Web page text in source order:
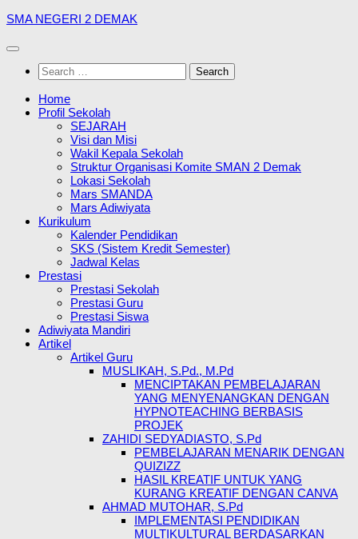
Skip
content
SMA NEGERI 2 DEMAK
Search
for:
Home
Profil Sekolah
SEJARAH
Visi dan Misi
Wakil Kepala Sekolah
Struktur Organisasi Komite SMAN 2 Demak
Lokasi Sekolah
Mars SMANDA
Mars Adiwiyata
Kurikulum
Kalender Pendidikan
SKS (Sistem Kredit Semester)
Jadwal Kelas
Prestasi
Prestasi Sekolah
Prestasi Guru
Prestasi Siswa
Adiwiyata Mandiri
Artikel
Artikel Guru
MUSLIKAH, S.Pd., M.Pd
MENCIPTAKAN PEMBELAJARAN
YANG MENYENANGKAN DENGAN
HYPNOTEACHING BERBASIS
PROJEK
ZAHIDI SEDYADIASTO, S.Pd
PEMBELAJARAN MENARIK DENGAN
QUIZIZZ
HASIL KREATIF UNTUK YANG
KURANG KREATIF DENGAN CANVA
AHMAD MUTOHAR, S.Pd
IMPLEMENTASI PENDIDIKAN
MULTIKULTURAL BERDASARKAN